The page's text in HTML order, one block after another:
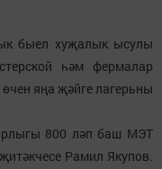
быел хуҗалык ысулы
һәм фермалар
яңа җәйге лагерьны
800 ләп баш МЭТ
Рамил Якупов.